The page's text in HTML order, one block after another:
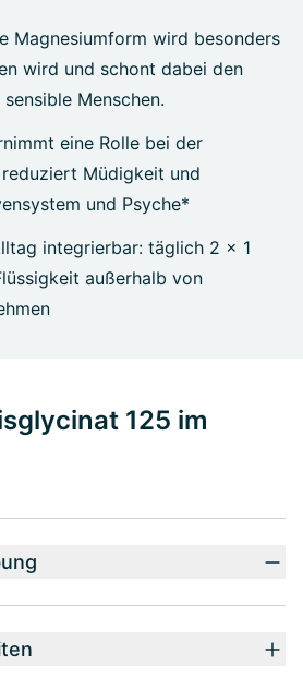
Magnesiumform wird besonders
wird und schont dabei den
Menschen.
eine Rolle bei der
Müdigkeit und
und Psyche*
integrierbar: täglich 2 x 1
außerhalb von
125 im